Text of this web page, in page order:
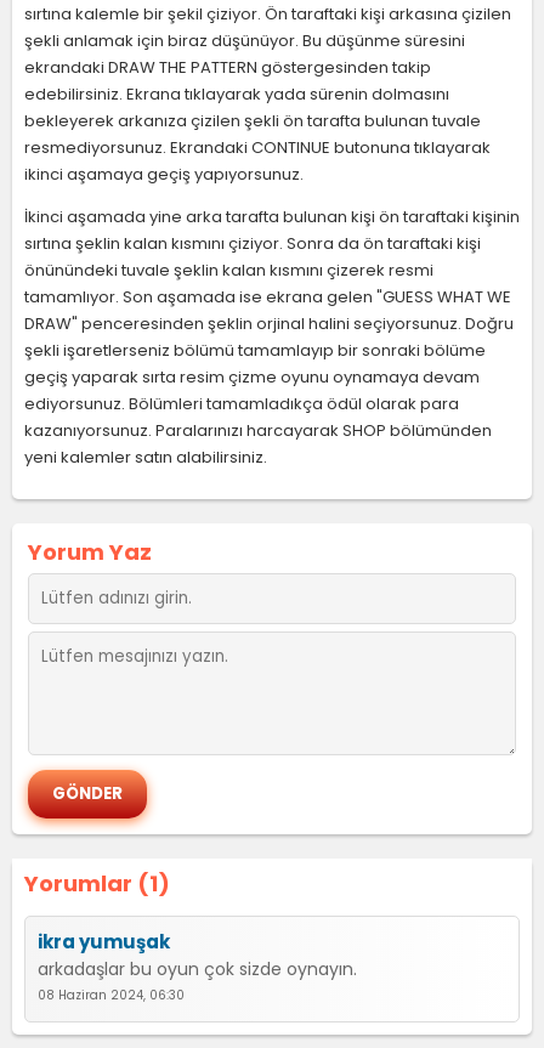
sırtına kalemle bir şekil çiziyor. Ön taraftaki kişi arkasına çizilen
şekli anlamak için biraz düşünüyor. Bu düşünme süresini
ekrandaki DRAW THE PATTERN göstergesinden takip
edebilirsiniz. Ekrana tıklayarak yada sürenin dolmasını
bekleyerek arkanıza çizilen şekli ön tarafta bulunan tuvale
resmediyorsunuz. Ekrandaki CONTINUE butonuna tıklayarak
ikinci aşamaya geçiş yapıyorsunuz.
İkinci aşamada yine arka tarafta bulunan kişi ön taraftaki kişinin
sırtına şeklin kalan kısmını çiziyor. Sonra da ön taraftaki kişi
önünündeki tuvale şeklin kalan kısmını çizerek resmi
tamamlıyor. Son aşamada ise ekrana gelen "GUESS WHAT WE
DRAW" penceresinden şeklin orjinal halini seçiyorsunuz. Doğru
şekli işaretlerseniz bölümü tamamlayıp bir sonraki bölüme
geçiş yaparak sırta resim çizme oyunu oynamaya devam
ediyorsunuz. Bölümleri tamamladıkça ödül olarak para
kazanıyorsunuz. Paralarınızı harcayarak SHOP bölümünden
yeni kalemler satın alabilirsiniz.
Yorumlar (1)
ikra yumuşak
arkadaşlar bu oyun çok sizde oynayın.
08 Haziran 2024, 06:30
Yorum Yaz